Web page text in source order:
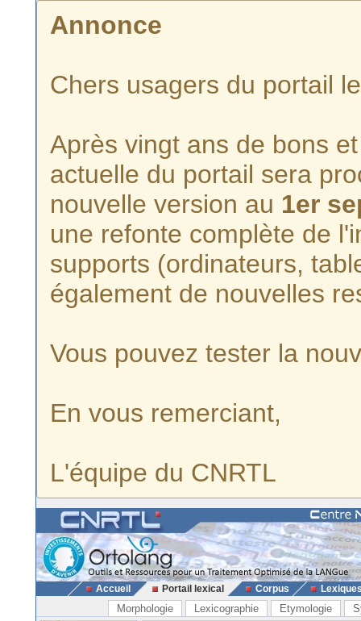
Annonce
Chers usagers du portail
Après vingt ans de bons
actuelle du portail sera
nouvelle version au 1er
une refonte complète de
supports (ordinateurs,
également de nouvelles
Vous pouvez tester la
En vous remerciant,
L'équipe du CNRTL
Accueil Portail lexical Corpus
Morphologie Lexicographie Etymologie